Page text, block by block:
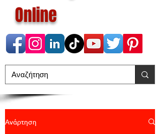
Online
Ανάρτηση